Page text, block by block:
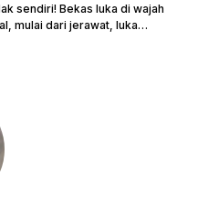
sendiri! Bekas luka di wajah
mulai dari jerawat, luka
cara menghilangkan
bekas luka
yang mulus dan percaya...